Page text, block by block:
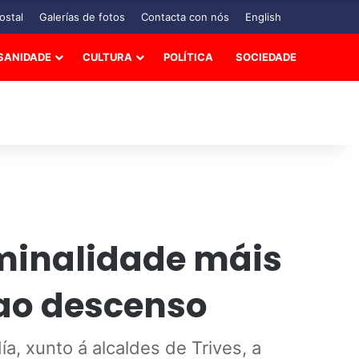
Galerías de fotos Contacta con nós English
CULTURA POLÍTICA SOCIEDADE
máis
descenso
xunto á alcaldes de Trives, a